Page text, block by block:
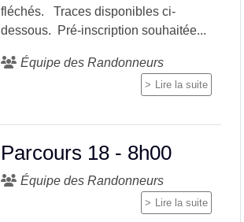
fléchés. Traces disponibles ci-
dessous. Pré-inscription souhaitée...
Équipe des Randonneurs
Lire la suite
Parcours 18 - 8h00
Équipe des Randonneurs
Lire la suite